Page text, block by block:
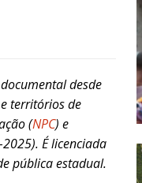
de que
[OPINIÃO]
Águas Reúne
desde
territórios de
(NPC) e
É licenciada
pública estadual.